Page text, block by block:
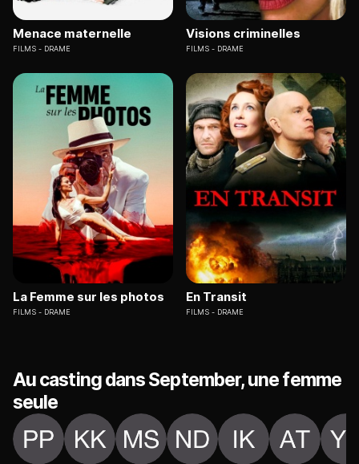
Menace maternelle
FILMS DRAME
Visions criminelles
FILMS DRAME
La Femme sur les photos
FILMS DRAME
En Transit
FILMS DRAME
Au casting dans September, une femme
seule